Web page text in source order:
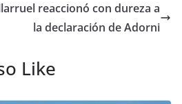
reaccionó con dureza a
la declaración de Adorni
Like